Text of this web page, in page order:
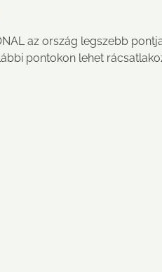
az ország legszebb
pontokon lehet